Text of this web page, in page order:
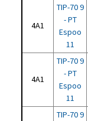
4A1
TIP-70 9
- PT
Espoo
11
4A1
TIP-70 9
- PT
Espoo
11
TIP-70 9